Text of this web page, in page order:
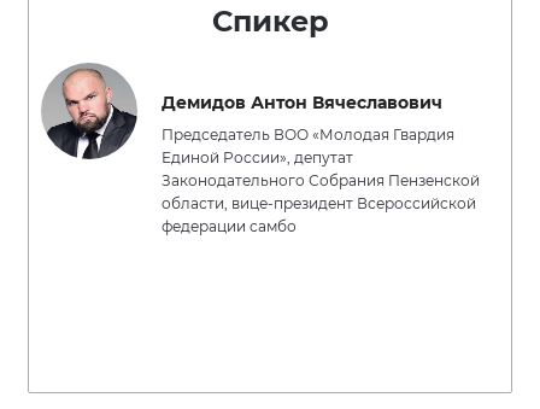
Спикер
Демидов Антон Вячеславович
Председатель ВОО «Молодая Гвардия
Единой России», депутат
Законодательного Собрания Пензенской
области, вице-президент Всероссийской
федерации самбо